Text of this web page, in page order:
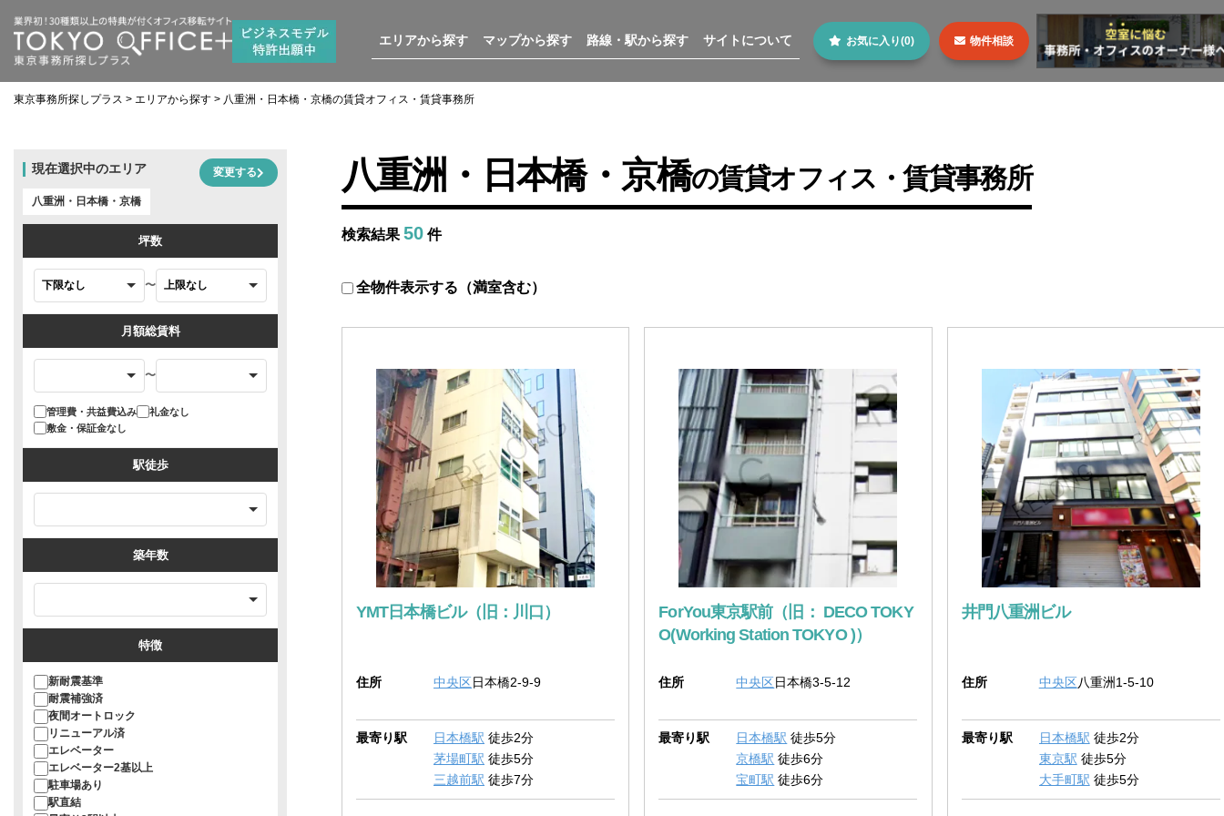
エリアから探す マップから探す 路線・駅から探す サイトについて お気に入り(0) 物件相談
東京事務所探しプラス > エリアから探す > 八重洲・日本橋・京橋の賃貸オフィス・賃貸事務所
現在選択中のエリア
八重洲・日本橋・京橋
変更する
坪数
〜
月額総賃料
〜
管理費・共益費込み
礼金なし
敷金・保証金なし
駅徒歩
築年数
特徴
新耐震基準
耐震補強済
夜間オートロック
リニューアル済
エレベーター
エレベーター2基以上
駐車場あり
駅直結
八重洲・日本橋・京橋の賃貸オフィス・賃貸事務所
検索結果 50 件
全物件表示する（満室含む）
YMT日本橋ビル（旧：川口）
住所 中央区日本橋2-9-9
最寄り駅 日本橋駅 徒歩2分
茅場町駅 徒歩5分
三越前駅 徒歩7分
大手町駅徒歩8分
ForYou東京駅前（旧： DECO TOKY
O(Working Station TOKYO )）
住所 中央区日本橋3-5-12
最寄り駅 日本橋駅 徒歩5分
京橋駅 徒歩6分
宝町駅 徒歩6分
東京駅徒歩7分
井門八重洲ビル
住所 中央区八重洲1-5-10
最寄り駅 日本橋駅 徒歩2分
東京駅 徒歩5分
大手町駅 徒歩5分
京橋駅徒歩9分